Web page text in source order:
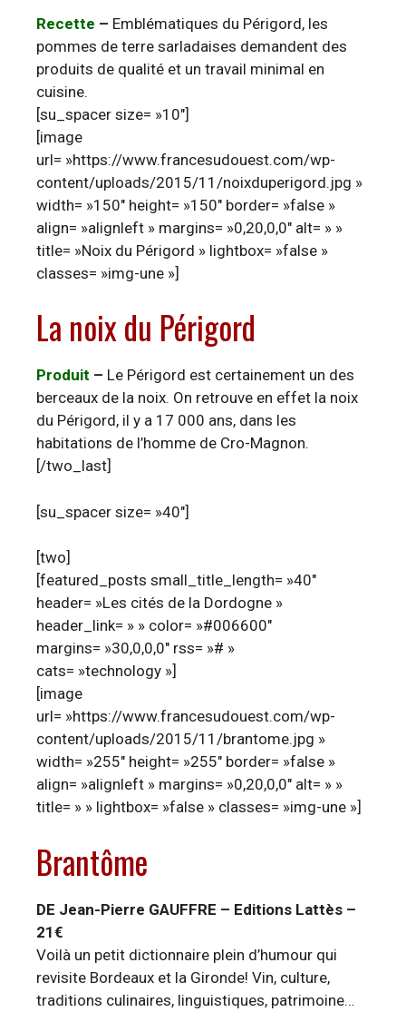
Recette – Emblématiques du Périgord, les
pommes de terre sarladaises demandent des
produits de qualité et un travail minimal en
cuisine.
[su_spacer size= »10″]
[image
url= »https://www.francesudouest.com/wp-
content/uploads/2015/11/noixduperigord.jpg »
width= »150″ height= »150″ border= »false »
align= »alignleft » margins= »0,20,0,0″ alt= » »
title= »Noix du Périgord » lightbox= »false »
classes= »img-une »]
La noix du Périgord
Produit – Le Périgord est certainement un des
berceaux de la noix. On retrouve en effet la noix
du Périgord, il y a 17 000 ans, dans les
habitations de l’homme de Cro-Magnon.
[/two_last]
[su_spacer size= »40″]
[two]
[featured_posts small_title_length= »40″
header= »Les cités de la Dordogne »
header_link= » » color= »#006600″
margins= »30,0,0,0″ rss= »# »
cats= »technology »]
[image
url= »https://www.francesudouest.com/wp-
content/uploads/2015/11/brantome.jpg »
width= »255″ height= »255″ border= »false »
align= »alignleft » margins= »0,20,0,0″ alt= » »
title= » » lightbox= »false » classes= »img-une »]
Brantôme
DE Jean-Pierre GAUFFRE – Editions Lattès –
21€
Voilà un petit dictionnaire plein d’humour qui
revisite Bordeaux et la Gironde! Vin, culture,
traditions culinaires, linguistiques, patrimoine…